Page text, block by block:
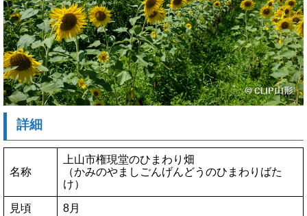
詳細
名称
上山市権現堂のひまわり畑
（かみのやましごんげんどうのひまわりばた
け）
見頃 8月